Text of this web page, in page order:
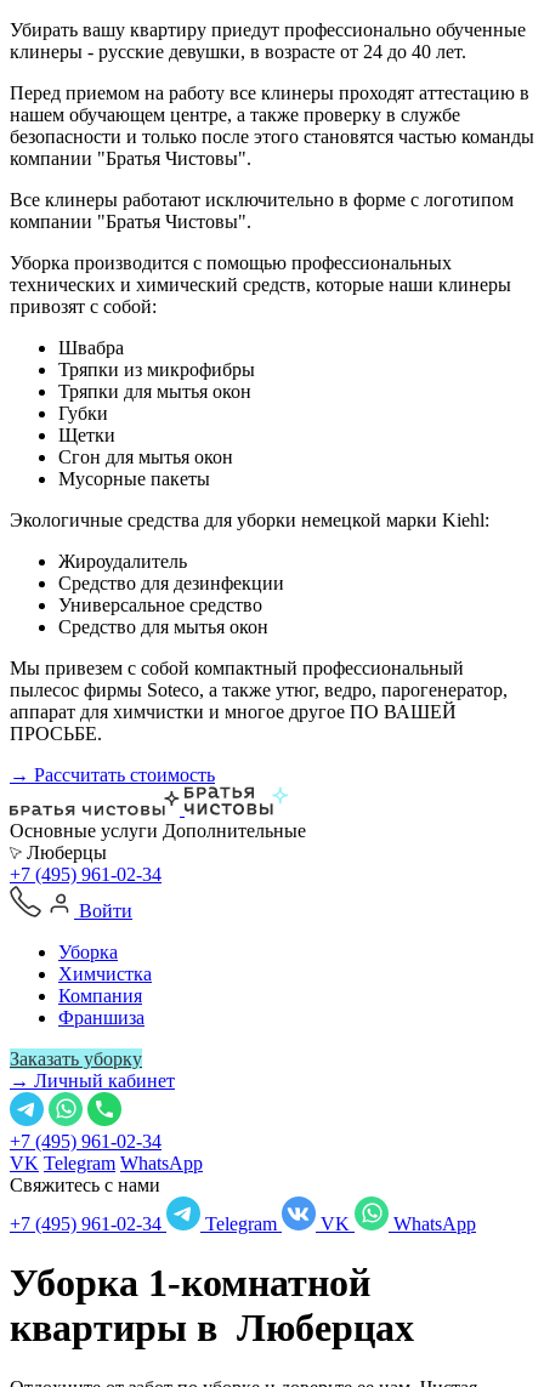
Убирать вашу квартиру приедут профессионально обученные
клинеры - русские девушки, в возрасте от 24 до 40 лет.
Перед приемом на работу все клинеры проходят аттестацию в
нашем обучающем центре, а также проверку в службе
безопасности и только после этого становятся частью команды
компании "Братья Чистовы".
Все клинеры работают исключительно в форме с логотипом
компании "Братья Чистовы".
Уборка производится с помощью профессиональных
технических и химический средств, которые наши клинеры
привозят с собой:
Швабра
Тряпки из микрофибры
Тряпки для мытья окон
Губки
Щетки
Сгон для мытья окон
Мусорные пакеты
Экологичные средства для уборки немецкой марки Kiehl:
Жироудалитель
Средство для дезинфекции
Универсальное средство
Средство для мытья окон
Мы привезем с собой компактный профессиональный
пылесос фирмы Soteco, а также утюг, ведро, парогенератор,
аппарат для химчистки и многое другое ПО ВАШЕЙ
ПРОСЬБЕ.
→ Рассчитать стоимость
Основные услуги Дополнительные
Люберцы
+7 (495) 961-02-34
Войти
Уборка
Химчистка
Компания
Франшиза
Заказать уборку
→ Личный кабинет
+7 (495) 961-02-34
VK Telegram WhatsApp
Свяжитесь с нами
+7 (495) 961-02-34
Telegram VK WhatsApp
Уборка 1-комнатной
квартиры в Люберцах